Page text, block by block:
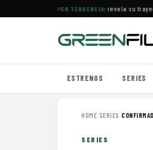
EN TENDENCIA
documental de KATSEYE que revela su
ESTRENOS SERIES
HOME› SERIES ›
SERIES